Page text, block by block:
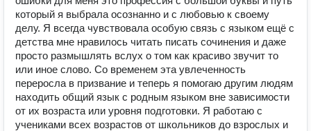
который я выбрала осознанно и с любовью к своему
делу. Я всегда чувствовала особую связь с языком ещё с
детства мне нравилось читать писать сочинения и даже
просто размышлять вслух о том как красиво звучит то
или иное слово. Со временем эта увлеченность
переросла в призвание и теперь я помогаю другим людям
находить общий язык с родным языком вне зависимости
от их возраста или уровня подготовки. Я работаю с
учениками всех возрастов от школьников до взрослых и